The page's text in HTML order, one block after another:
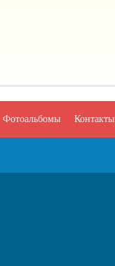
Фотоальбомы Контакты